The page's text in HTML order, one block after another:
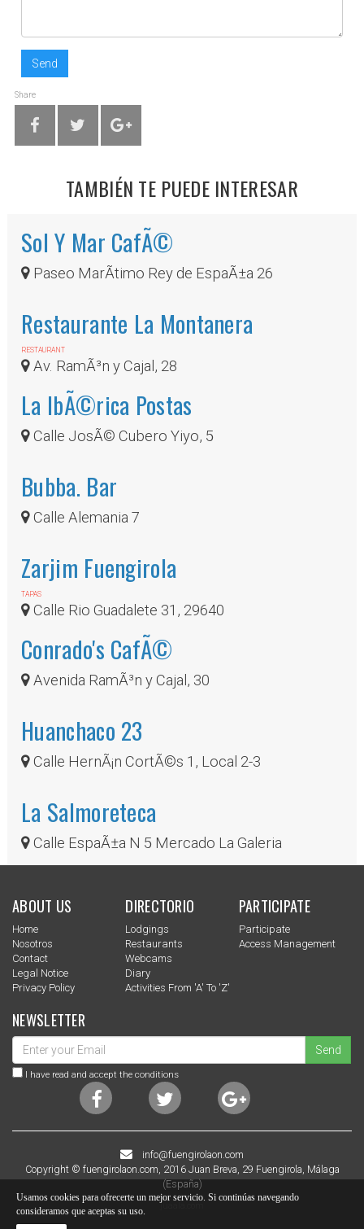
Send
Share
TAMBIÉN TE PUEDE INTERESAR
Sol Y Mar CafÃ©
Paseo MarÃ­timo Rey de EspaÃ±a 26
Restaurante La Montanera
RESTAURANT
Av. RamÃ³n y Cajal, 28
La IbÃ©rica Postas
Calle JosÃ© Cubero Yiyo, 5
Bubba. Bar
Calle Alemania 7
Zarjim Fuengirola
TAPAS
Calle Rio Guadalete 31, 29640
Conrado's CafÃ©
Avenida RamÃ³n y Cajal, 30
Huanchaco 23
Calle HernÃ¡n CortÃ©s 1, Local 2-3
La Salmoreteca
Calle EspaÃ±a N 5 Mercado La Galeria
ABOUT US
Home
Nosotros
Contact
Legal Notice
Privacy Policy
DIRECTORIO
Lodgings
Restaurants
Webcams
Diary
Activities From 'a' To 'z'
PARTICIPATE
Participate
Access Management
NEWSLETTER
Send
I have read and accept the conditions
info@fuengirolaon.com
Copyright © fuengirolaon.com, 2016 Juan Breva, 29 Fuengirola, Málaga
(España)
juaala.com
Usamos cookies para ofrecerte un mejor servicio. Si continúas navegando
consideramos que aceptas su uso.